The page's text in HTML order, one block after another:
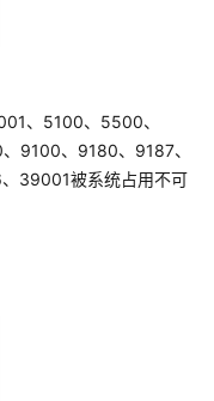
、5100、5500、
9100、9180、9187、
39001被系统占用不可